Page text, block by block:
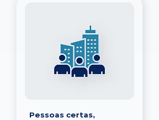
Pessoas certas,